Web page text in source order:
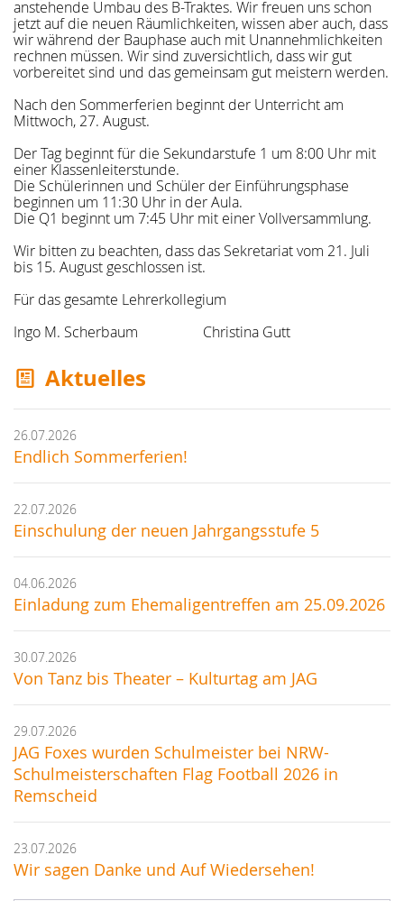
anstehende Umbau des B-Traktes. Wir freuen uns schon
jetzt auf die neuen Räumlichkeiten, wissen aber auch, dass
wir während der Bauphase auch mit Unannehmlichkeiten
rechnen müssen. Wir sind zuversichtlich, dass wir gut
vorbereitet sind und das gemeinsam gut meistern werden.
Nach den Sommerferien beginnt der Unterricht am
Mittwoch, 27. August.
Der Tag beginnt für die Sekundarstufe 1 um 8:00 Uhr mit
einer Klassenleiterstunde.
Die Schülerinnen und Schüler der Einführungsphase
beginnen um 11:30 Uhr in der Aula.
Die Q1 beginnt um 7:45 Uhr mit einer Vollversammlung.
Wir bitten zu beachten, dass das Sekretariat vom 21. Juli
bis 15. August geschlossen ist.
Für das gesamte Lehrerkollegium
Ingo M. Scherbaum Christina Gutt
Aktuelles
26.07.2026
Endlich Sommerferien!
22.07.2026
Einschulung der neuen Jahrgangsstufe 5
04.06.2026
Einladung zum Ehemaligentreffen am 25.09.2026
30.07.2026
Von Tanz bis Theater – Kulturtag am JAG
29.07.2026
JAG Foxes wurden Schulmeister bei NRW-
Schulmeisterschaften Flag Football 2026 in
Remscheid
23.07.2026
Wir sagen Danke und Auf Wiedersehen!